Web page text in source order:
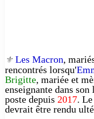
⚜️ Les Macron,
rencontrés lorsqu'
Brigitte, mariée et
enseignante dans son
poste depuis 2017.
devrait être rendu